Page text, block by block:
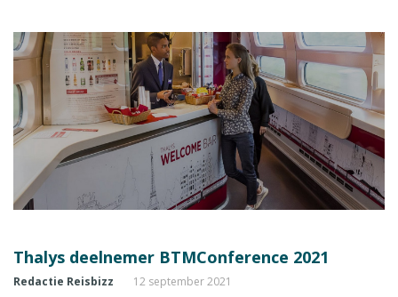
Thalys deelnemer BTMConference 2021
Redactie Reisbizz 12 september 2021